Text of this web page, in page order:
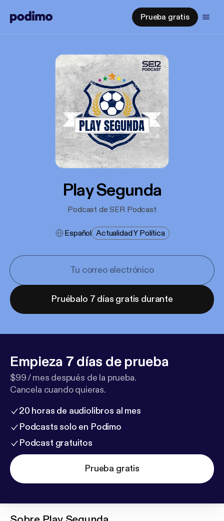
Prueba gratis
Play Segunda
Podcast de SER Podcast
Español Actualidad Y Política
Pruébalo 7 días gratis durante
Empieza 7 días de prueba
$99 / mes después de la prueba.
Cancela cuando quieras.
20 horas de audiolibros al mes
Podcasts solo en Podimo
Podcast gratuitos
Prueba gratis